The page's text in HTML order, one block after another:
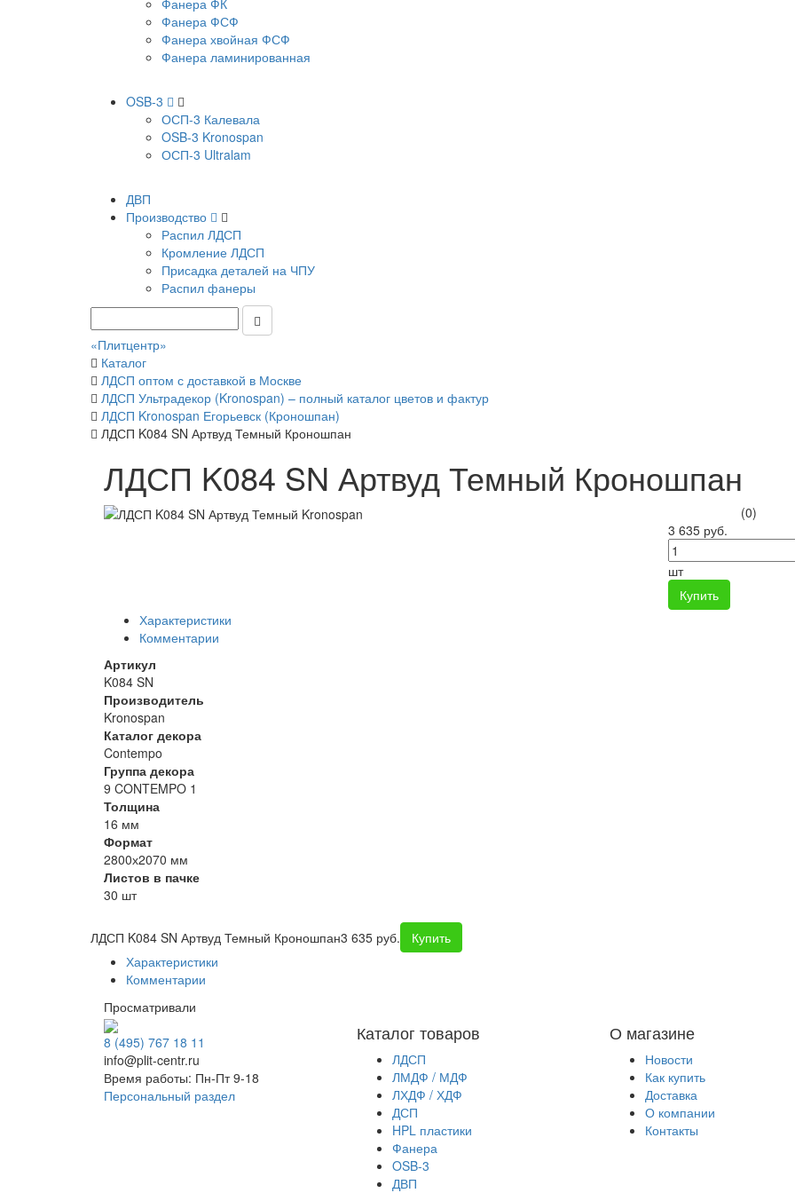
Фанера ФК
Фанера ФСФ
Фанера хвойная ФСФ
Фанера ламинированная
OSB-3
ОСП-3 Калевала
OSB-3 Kronospan
ОСП-3 Ultralam
ДВП
Производство
Распил ЛДСП
Кромление ЛДСП
Присадка деталей на ЧПУ
Распил фанеры
«Плитцентр»
Каталог
ЛДСП оптом с доставкой в Москве
ЛДСП Ультрадекор (Kronospan) – полный каталог цветов и фактур
ЛДСП Kronospan Егорьевск (Кроношпан)
ЛДСП K084 SN Артвуд Темный Кроношпан
ЛДСП K084 SN Артвуд Темный Кроношпан
(0)
3 635 руб.
шт
Купить
Характеристики
Комментарии
Артикул
K084 SN
Производитель
Kronospan
Каталог декора
Contempo
Группа декора
9 CONTEMPO 1
Толщина
16 мм
Формат
2800х2070 мм
Листов в пачке
30 шт
ЛДСП K084 SN Артвуд Темный Кроношпан3 635 руб.
Купить
Характеристики
Комментарии
Просматривали
О магазине
Новости
Как купить
Доставка
О компании
Контакты
Каталог товаров
ЛДСП
ЛМДФ / МДФ
ЛХДФ / ХДФ
ДСП
HPL пластики
Фанера
OSB-3
ДВП
8 (495) 767 18 11
info@plit-centr.ru
Время работы: Пн-Пт 9-18
Персональный раздел